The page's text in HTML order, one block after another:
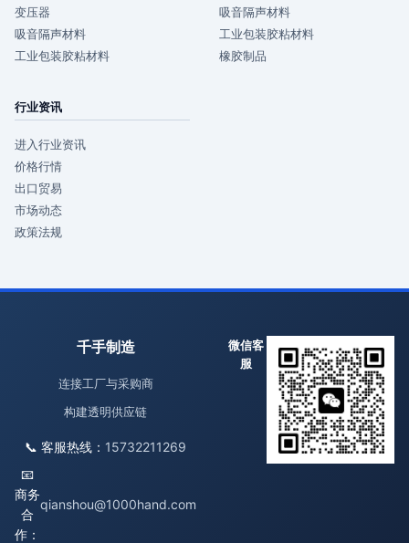
变压器
吸音隔声材料
工业包装胶粘材料
吸音隔声材料
工业包装胶粘材料
橡胶制品
行业资讯
进入行业资讯
价格行情
出口贸易
市场动态
政策法规
千手制造
连接工厂与采购商
构建透明供应链
📞 客服热线： 15732211269
📧
商务
合
作：
qianshou@1000hand.com
微信客
服